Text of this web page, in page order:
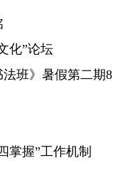
化”论坛
班》暑假第二期8
掌握”工作机制